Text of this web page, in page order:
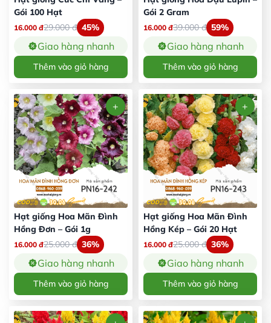
Gói 100 Hạt
16.000 đ29.000đ 45%
Giao hàng nhanh
Thêm vào giỏ hàng
Gói 2 Gram
16.000 đ39.000đ 59%
Giao hàng nhanh
Thêm vào giỏ hàng
Hạt giống Hoa Mãn Đình
Hồng Đơn – Gói 1g
16.000 đ25.000đ 36%
Giao hàng nhanh
Thêm vào giỏ hàng
Hạt giống Hoa Mãn Đình
Hồng Kép – Gói 20 Hạt
16.000 đ25.000đ 36%
Giao hàng nhanh
Thêm vào giỏ hàng